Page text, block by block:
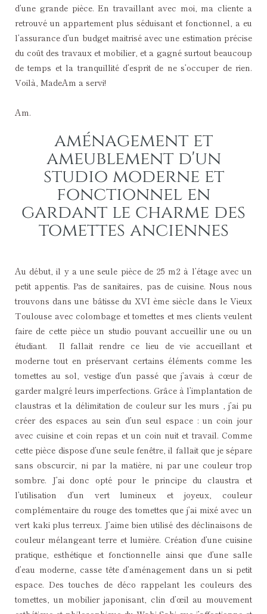
d’une grande pièce. En travaillant avec moi, ma cliente a
retrouvé un appartement plus séduisant et fonctionnel, a eu
l’assurance d’un budget maitrisé avec une estimation précise
du coût des travaux et mobilier, et a gagné surtout beaucoup
de temps et la tranquillité d’esprit de ne s’occuper de rien.
Voilà, MadeAm a servi!
Am.
aménagement et
ameublement d'un
studio moderne et
fonctionnel en
gardant le charme des
tomettes anciennes
Au début, il y a une seule pièce de 25 m2 à l’étage avec un
petit appentis. Pas de sanitaires, pas de cuisine. Nous nous
trouvons dans une bâtisse du XVI ème siècle dans le Vieux
Toulouse avec colombage et tomettes et mes clients veulent
faire de cette pièce un studio pouvant accueillir une ou un
étudiant. Il fallait rendre ce lieu de vie accueillant et
moderne tout en préservant certains éléments comme les
tomettes au sol, vestige d’un passé que j’avais à cœur de
garder malgré leurs imperfections. Grâce à l’implantation de
claustras et la délimitation de couleur sur les murs , j’ai pu
créer des espaces au sein d’un seul espace : un coin jour
avec cuisine et coin repas et un coin nuit et travail. Comme
cette pièce dispose d’une seule fenêtre, il fallait que je sépare
sans obscurcir, ni par la matière, ni par une couleur trop
sombre. J’ai donc opté pour le principe du claustra et
l’utilisation d’un vert lumineux et joyeux, couleur
complémentaire du rouge des tomettes que j’ai mixé avec un
vert kaki plus terreux. J’aime bien utilisé des déclinaisons de
couleur mélangeant terre et lumière. Création d’une cuisine
pratique, esthétique et fonctionnelle ainsi que d’une salle
d’eau moderne, casse tête d’aménagement dans un si petit
espace. Des touches de déco rappelant les couleurs des
tomettes, un mobilier japonisant, clin d’œil au mouvement